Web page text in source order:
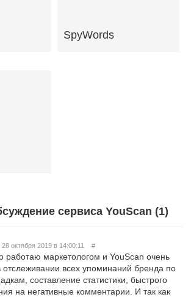
SpyWords
сервиса YouScan (1)
28 октября 2019 в 14:00:11 #
работаю маркетологом и YouScan очень
отслеживании всех упоминаний бренда по
составление статистики, быстрого
на негативные комментарии. И так как